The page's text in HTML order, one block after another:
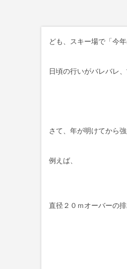
ども、スキー場で「今
日頃の行いがバレバレ
さて、年が明けてから
例えば、
直径２０ｍオーバーの